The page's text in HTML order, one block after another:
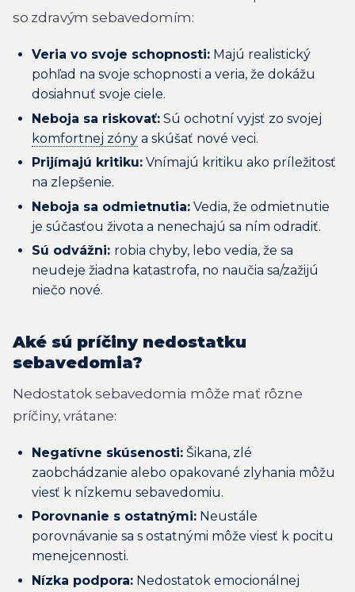
so zdravým sebavedomím:
Veria vo svoje schopnosti: Majú realistický
pohľad na svoje schopnosti a veria, že dokážu
dosiahnuť svoje ciele.
Neboja sa riskovať: Sú ochotní vyjsť zo svojej
komfortnej zóny a skúšať nové veci.
Prijímajú kritiku: Vnímajú kritiku ako príležitosť
na zlepšenie.
Neboja sa odmietnutia: Vedia, že odmietnutie
je súčasťou života a nenechajú sa ním odradiť.
Sú odvážni: robia chyby, lebo vedia, že sa
neudeje žiadna katastrofa, no naučia sa/zažijú
niečo nové.
Aké sú príčiny nedostatku
sebavedomia?
Nedostatok sebavedomia môže mať rôzne
príčiny, vrátane:
Negatívne skúsenosti: Šikana, zlé
zaobchádzanie alebo opakované zlyhania môžu
viesť k nízkemu sebavedomiu.
Porovnanie s ostatnými: Neustále
porovnávanie sa s ostatnými môže viesť k pocitu
menejcennosti.
Nízka podpora: Nedostatok emocionálnej